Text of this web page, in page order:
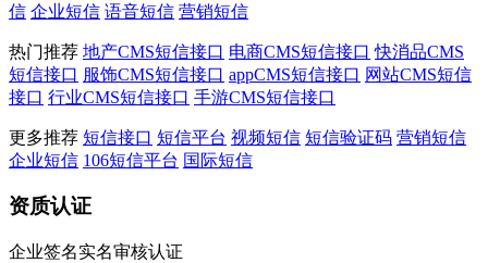
信 企业短信 语音短信 营销短信
热门推荐 地产CMS短信接口 电商CMS短信接口 快消品CMS
短信接口 服饰CMS短信接口 appCMS短信接口 网站CMS短信
接口 行业CMS短信接口 手游CMS短信接口
更多推荐 短信接口 短信平台 视频短信 短信验证码 营销短信
企业短信 106短信平台 国际短信
资质认证
企业签名实名审核认证